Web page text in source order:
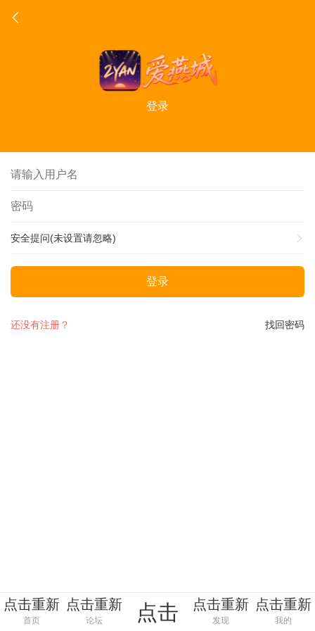
登录
安全提问(未设置请忽略)
登录
找回密码
还没有注册？
点击重新
加载
首页
点击重新
加载
论坛 点击
点击重新
加载
发现
点击重新
加载
我的